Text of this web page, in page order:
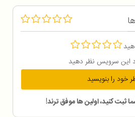
این سرویس نظر دهید
خود را بنویسید
ثبت کنید، اولین ها موفق ترند!